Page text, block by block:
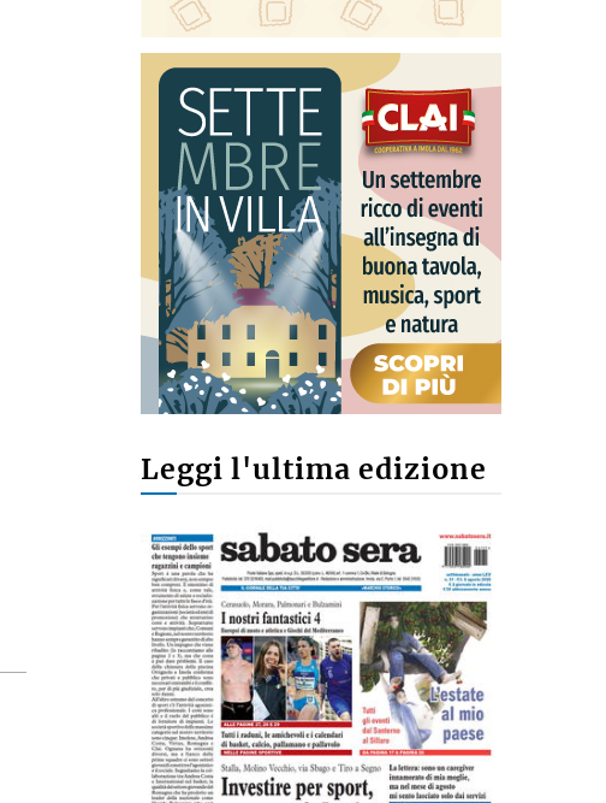
Leggi l'ultima edizione